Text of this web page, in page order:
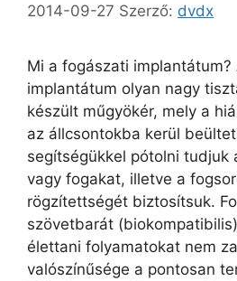
2014-09-27 Szerző: dvdx
Mi a fogászati implantátum?
implantátum olyan nagy
készült műgyökér, mely a
az állcsontokba kerül
segítségükkel pótolni tudjuk
vagy fogakat, illetve a
rögzítettségét biztosítsuk.
szövetbarát
élettani folyamatokat nem
valószínűsége a pontosan